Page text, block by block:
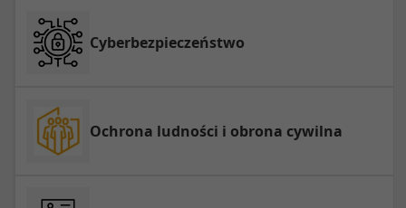
Cyberbezpieczeństwo
Ochrona ludności i obrona cywilna